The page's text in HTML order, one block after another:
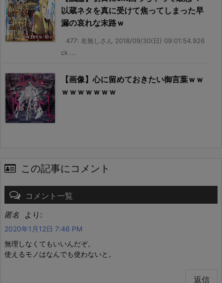
以蔵ネタを真に受けて焦ってしまった早
漏の哀れな末路ｗ
477: 名無しさん 2018/09/30(日) 09:01:54.926
ck ...
【画像】心に留めておきたい御言葉ｗｗ
ｗｗｗｗｗｗｗ
この記事にコメント
コメント一覧
匿名 より:
2020年1月12日 7:46 PM
無理しなくてもいいんだぞ。
使えるモノはなんでも使わないと。
返信